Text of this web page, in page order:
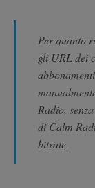
Per quanto
gli URL dei
Radio,
di Calm
bitrate.